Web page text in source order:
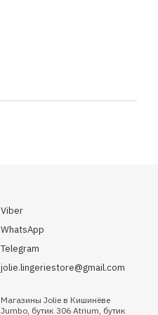
Viber
WhatsApp
Telegram
jolie.lingeriestore@gmail.com
Магазины Jolie в Кишинёве
Jumbo, бутик 306 Atrium, бутик